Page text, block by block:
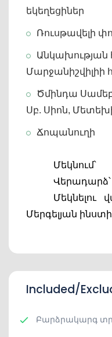
եկեղեցիներ
Ռուսթավելի
Ծմինդա
Սբ. Սիոն,
Ճոպանուղի
Մեկնում՝
Վերադարձ՝
Մեկնելու
Մերգելյան
Included/
Բարձրակարգ